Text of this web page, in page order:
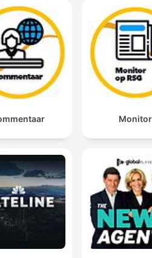
los cárteles en México.
00:05:36 · Se menciona una
diplomática y migratoria contra
Monitor